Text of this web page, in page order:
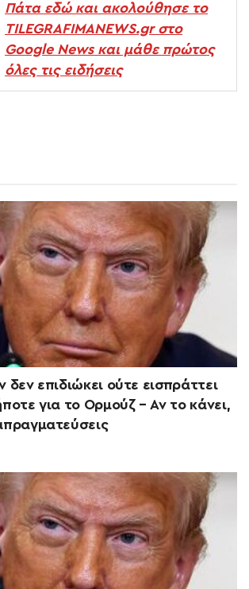
Πάτα εδώ και ακολούθησε το
TILEGRAFIMANEWS.gr στο
Google News και μάθε πρώτος
όλες τις ειδήσεις
δεν επιδιώκει ούτε εισπράττει
για το Ορμούζ – Αν το κάνει,